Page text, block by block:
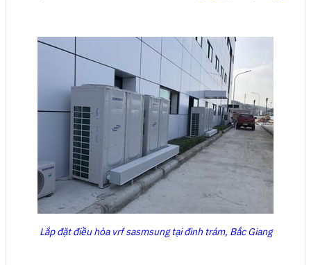
Lắp đặt điều hòa vrf sasmsung tại đình trám, Bắc Giang